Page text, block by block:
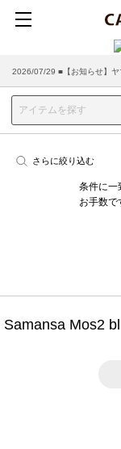
2026/07/29 ■【お知らせ】ヤ
さらに絞り込む
条件に一
お手数で
Samansa Mos2